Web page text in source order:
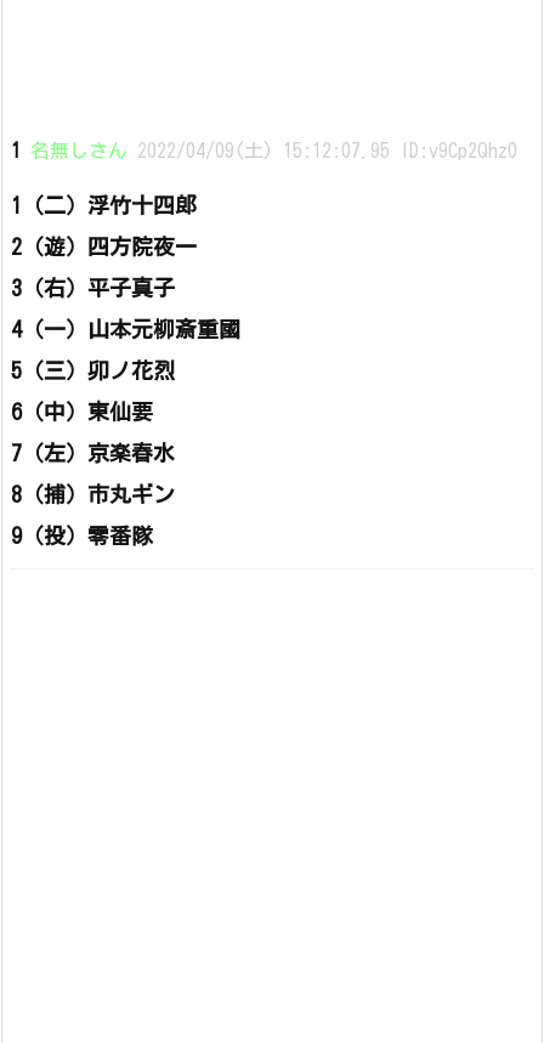
1 名無しさん 2022/04/09(土) 15:12:07.95 ID:v9Cp2Qhz0
1（二）浮竹十四郎
2（遊）四方院夜一
3（右）平子真子
4（一）山本元柳斎重國
5（三）卯ノ花烈
6（中）東仙要
7（左）京楽春水
8（捕）市丸ギン
9（投）零番隊